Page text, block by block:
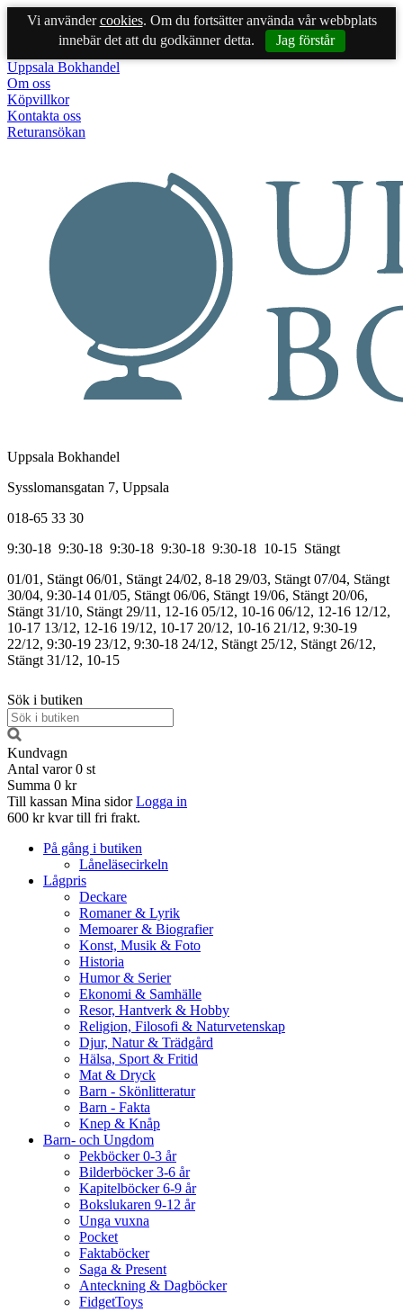
Vi användercookies. Om du fortsätter använda vår webbplats
innebär det att du godkänner detta.
Jag förstår
Uppsala Bokhandel
Om oss
Köpvillkor
Kontakta oss
Returansökan
Uppsala Bokhandel
Sysslomansgatan 7, Uppsala
018-65 33 30
9:30-18 9:30-18 9:30-18 9:30-18 9:30-18 10-15 Stängt
01/01, Stängt 06/01, Stängt 24/02, 8-18 29/03, Stängt 07/04, Stängt
30/04, 9:30-14 01/05, Stängt 06/06, Stängt 19/06, Stängt 20/06,
Stängt 31/10, Stängt 29/11, 12-16 05/12, 10-16 06/12, 12-16 12/12,
10-17 13/12, 12-16 19/12, 10-17 20/12, 10-16 21/12, 9:30-19
22/12, 9:30-19 23/12, 9:30-18 24/12, Stängt 25/12, Stängt 26/12,
Stängt 31/12, 10-15
Sök i butiken
Kundvagn
Antal varor 0 st
Summa 0 kr
Till kassan Mina sidor Logga in
600 kr kvar till fri frakt.
På gång i butiken
Låneläsecirkeln
Lågpris
Deckare
Romaner & Lyrik
Memoarer & Biografier
Konst, Musik & Foto
Historia
Humor & Serier
Ekonomi & Samhälle
Resor, Hantverk & Hobby
Religion, Filosofi & Naturvetenskap
Djur, Natur & Trädgård
Hälsa, Sport & Fritid
Mat & Dryck
Barn - Skönlitteratur
Barn - Fakta
Knep & Knåp
Barn- och Ungdom
Pekböcker 0-3 år
Bilderböcker 3-6 år
Kapitelböcker 6-9 år
Bokslukaren 9-12 år
Unga vuxna
Pocket
Faktaböcker
Saga & Present
Anteckning & Dagböcker
FidgetToys